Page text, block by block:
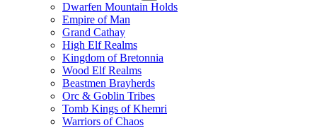
Dwarfen Mountain Holds
Empire of Man
Grand Cathay
High Elf Realms
Kingdom of Bretonnia
Wood Elf Realms
Beastmen Brayherds
Orc & Goblin Tribes
Tomb Kings of Khemri
Warriors of Chaos